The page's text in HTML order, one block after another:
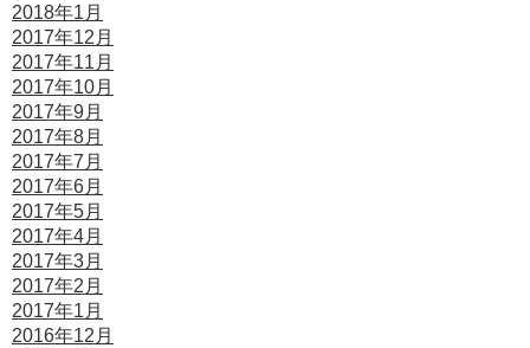
2018年1月
2017年12月
2017年11月
2017年10月
2017年9月
2017年8月
2017年7月
2017年6月
2017年5月
2017年4月
2017年3月
2017年2月
2017年1月
2016年12月